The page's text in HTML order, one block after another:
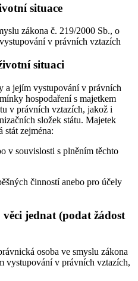
situace
zákona č. 219/2000 Sb., o
v právních vztazích
situaci
a jejím vystupování v právních
hospodaření s majetkem
v právních vztazích, jakož i
složek státu. Majetek
stát zejména:
v souvislosti s plněním těchto
činností anebo pro účely
jednat (podat žádost
osoba ve smyslu zákona
vystupování v právních vztazích,